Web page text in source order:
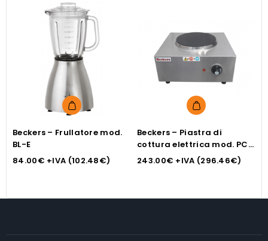
Beckers – Frullatore mod.
BL-E
84.00€ +IVA (102.48€)
Beckers – Piastra di
cottura elettrica mod. PCE
22
243.00€ +IVA (296.46€)